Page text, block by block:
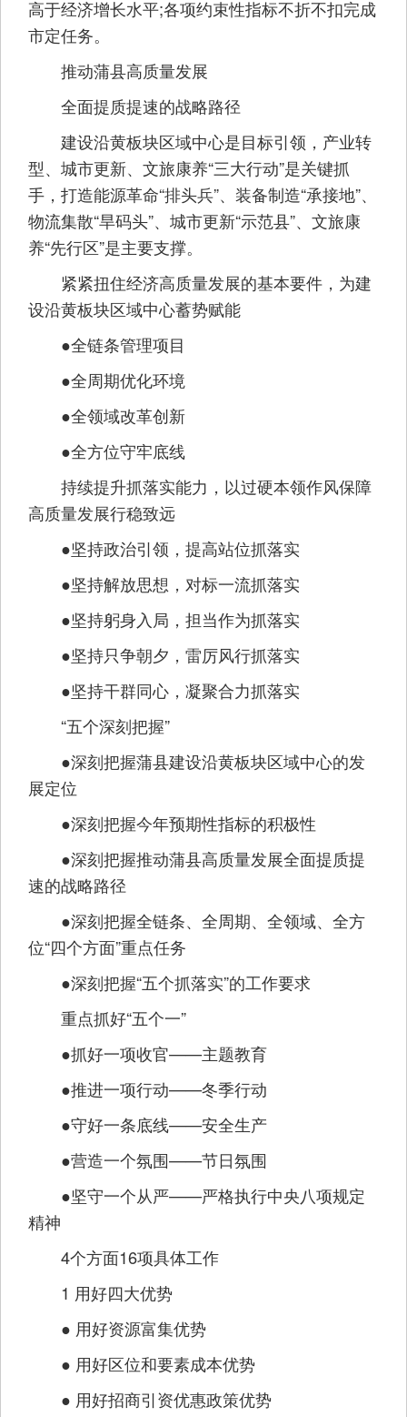
高于经济增长水平;各项约束性指标不折不扣完成
市定任务。
推动蒲县高质量发展
全面提质提速的战略路径
建设沿黄板块区域中心是目标引领，产业转
型、城市更新、文旅康养“三大行动”是关键抓
手，打造能源革命“排头兵”、装备制造“承接地”、
物流集散“旱码头”、城市更新“示范县”、文旅康
养“先行区”是主要支撑。
紧紧扭住经济高质量发展的基本要件，为建
设沿黄板块区域中心蓄势赋能
●全链条管理项目
●全周期优化环境
●全领域改革创新
●全方位守牢底线
持续提升抓落实能力，以过硬本领作风保障
高质量发展行稳致远
●坚持政治引领，提高站位抓落实
●坚持解放思想，对标一流抓落实
●坚持躬身入局，担当作为抓落实
●坚持只争朝夕，雷厉风行抓落实
●坚持干群同心，凝聚合力抓落实
“五个深刻把握”
●深刻把握蒲县建设沿黄板块区域中心的发
展定位
●深刻把握今年预期性指标的积极性
●深刻把握推动蒲县高质量发展全面提质提
速的战略路径
●深刻把握全链条、全周期、全领域、全方
位“四个方面”重点任务
●深刻把握“五个抓落实”的工作要求
重点抓好“五个一”
●抓好一项收官——主题教育
●推进一项行动——冬季行动
●守好一条底线——安全生产
●营造一个氛围——节日氛围
●坚守一个从严——严格执行中央八项规定
精神
4个方面16项具体工作
1 用好四大优势
● 用好资源富集优势
● 用好区位和要素成本优势
● 用好招商引资优惠政策优势